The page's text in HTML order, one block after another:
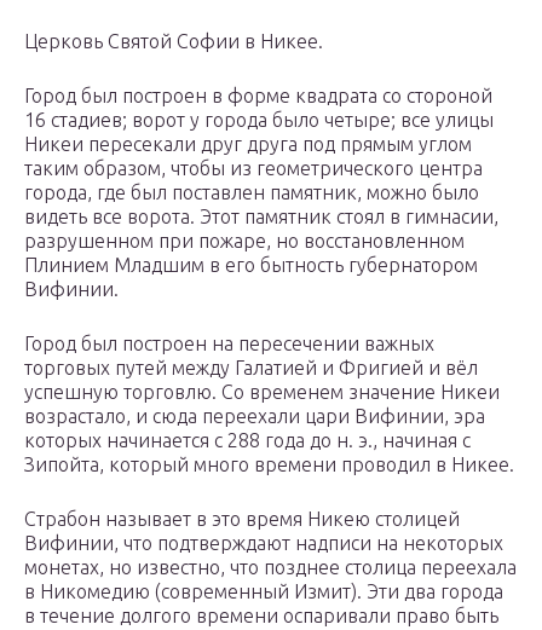
Церковь Святой Софии в Никее.
Город был построен в форме квадрата со стороной
16 стадиев; ворот у города было четыре; все улицы
Никеи пересекали друг друга под прямым углом
таким образом, чтобы из геометрического центра
города, где был поставлен памятник, можно было
видеть все ворота. Этот памятник стоял в гимнасии,
разрушенном при пожаре, но восстановленном
Плинием Младшим в его бытность губернатором
Вифинии.
Город был построен на пересечении важных
торговых путей между Галатией и Фригией и вёл
успешную торговлю. Со временем значение Никеи
возрастало, и сюда переехали цари Вифинии, эра
которых начинается с 288 года до н. э., начиная с
Зипойта, который много времени проводил в Никее.
Страбон называет в это время Никею столицей
Вифинии, что подтверждают надписи на некоторых
монетах, но известно, что позднее столица переехала
в Никомедию (современный Измит). Эти два города
в течение долгого времени оспаривали право быть